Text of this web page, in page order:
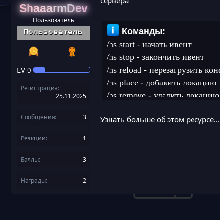
ShaaarmDev
Пользователь
Пользователь
LV 0
Регистрация
25.11.2025
Сообщения 3
Реакции 1
Баллы 3
Награды 2
Команды:
/hs start - начать ивент
/hs stop - закончить ивент
/hs reload - перезагрузить
/hs place - добавить локацию
/hs remove - удалить локацию
/hs delay - задержка респавна
default: true
Узнать больше об этом ресурсе...